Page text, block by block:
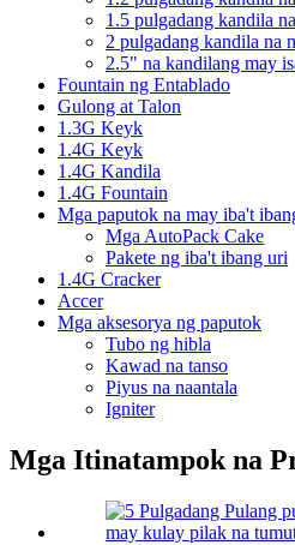
1.5 pulgadang kandila
2 pulgadang kandila na
2.5" na kandilang may
Fountain ng Entablado
Gulong at Talon
1.3G Keyk
1.4G Keyk
1.4G Kandila
1.4G Fountain
Mga paputok na may iba't
Mga AutoPack Cake
Pakete ng iba't ibang uri
1.4G Cracker
Accer
Mga aksesorya ng paputok
Tubo ng hibla
Kawad na tanso
Piyus na naantala
Igniter
Mga Itinatampok na